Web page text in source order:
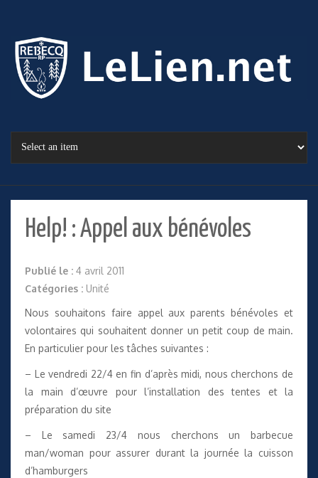
Help! : Appel aux bénévoles
Publié le : 4 avril 2011
Catégories : Unité
Nous souhaitons faire appel aux parents bénévoles et
volontaires qui souhaitent donner un petit coup de main.
En particulier pour les tâches suivantes :
– Le vendredi 22/4 en fin d’après midi, nous cherchons de
la main d’œuvre pour l’installation des tentes et la
préparation du site
– Le samedi 23/4 nous cherchons un barbecue
man/woman pour assurer durant la journée la cuisson
d’hamburgers